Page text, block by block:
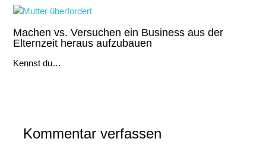
Machen vs. Versuchen ein Business aus der
Elternzeit heraus aufzubauen
Kennst du…
Kommentar verfassen